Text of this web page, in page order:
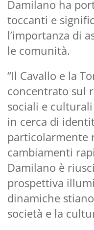
Damilano ha
toccanti e
l’importanza di
le comunità.
“Il Cavallo e la
concentrato sul
sociali e culturali
in cerca di
particolarmente
cambiamenti
Damilano è
prospettiva
dinamiche
società e la